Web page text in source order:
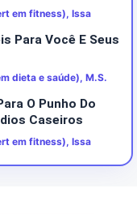
em fitness), Issa
Para Você E Seus
dieta e saúde), M.S.
O Punho Do
Caseiros
em fitness), Issa